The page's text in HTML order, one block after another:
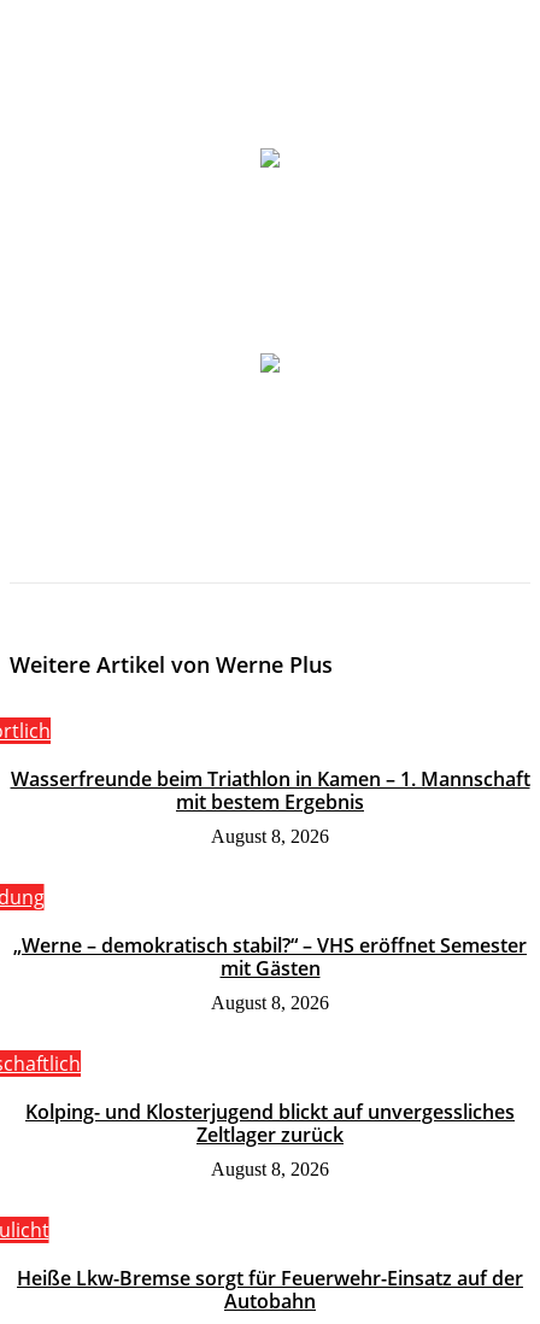
Weitere Artikel von Werne Plus
Wasserfreunde beim Triathlon in Kamen – 1. Mannschaft
mit bestem Ergebnis
August 8, 2026
„Werne – demokratisch stabil?“ – VHS eröffnet Semester
mit Gästen
August 8, 2026
Kolping- und Klosterjugend blickt auf unvergessliches
Zeltlager zurück
August 8, 2026
Heiße Lkw-Bremse sorgt für Feuerwehr-Einsatz auf der
Autobahn